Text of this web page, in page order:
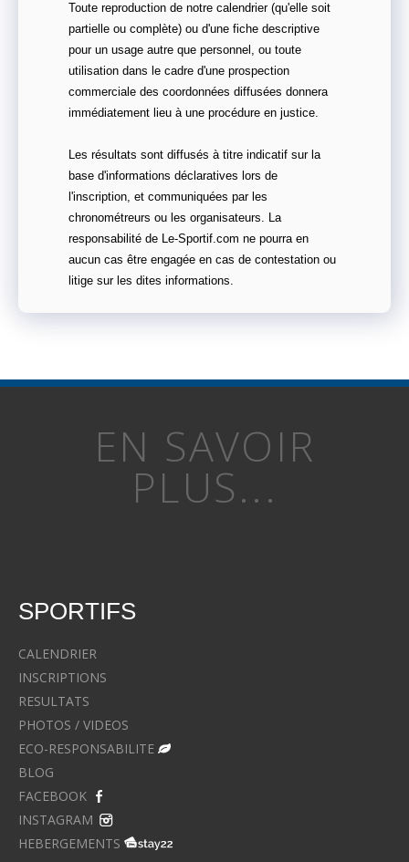
Toute reproduction de notre calendrier (qu'elle soit
partielle ou complète) ou d'une fiche descriptive
pour un usage autre que personnel, ou toute
utilisation dans le cadre d'une prospection
commerciale des coordonnées diffusées donnera
immédiatement lieu à une procédure en justice.
Les résultats sont diffusés à titre indicatif sur la
base d'informations déclaratives lors de
l'inscription, et communiquées par les
chronométreurs ou les organisateurs. La
responsabilité de Le-Sportif.com ne pourra en
aucun cas être engagée en cas de contestation ou
litige sur les dites informations.
EN SAVOIR
PLUS...
SPORTIFS
CALENDRIER
INSCRIPTIONS
RESULTATS
PHOTOS / VIDEOS
ECO-RESPONSABILITE
BLOG
FACEBOOK
INSTAGRAM
HEBERGEMENTS